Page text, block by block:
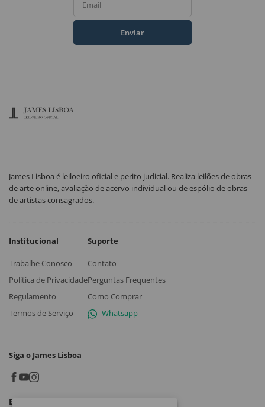
Email
Enviar
James Lisboa é leiloeiro oficial e perito judicial. Realiza leilões de obras
de arte online, avaliação de acervo individual ou de espólio de obras
de artistas consagrados.
Institucional
Trabalhe Conosco
Política de Privacidade
Regulamento
Termos de Serviço
Suporte
Contato
Perguntas Frequentes
Como Comprar
Whatsapp
Siga o James Lisboa
Baixe o App